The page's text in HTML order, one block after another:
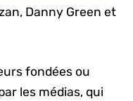
Danny Green et
fondées ou
les médias, qui